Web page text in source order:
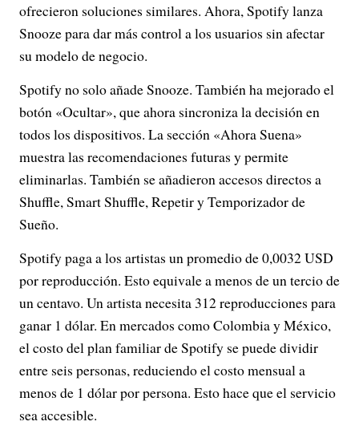
ofrecieron soluciones similares. Ahora, Spotify lanza
Snooze para dar más control a los usuarios sin afectar
su modelo de negocio.
Spotify no solo añade Snooze. También ha mejorado el
botón «Ocultar», que ahora sincroniza la decisión en
todos los dispositivos. La sección «Ahora Suena»
muestra las recomendaciones futuras y permite
eliminarlas. También se añadieron accesos directos a
Shuffle, Smart Shuffle, Repetir y Temporizador de
Sueño.
Spotify paga a los artistas un promedio de 0,0032 USD
por reproducción. Esto equivale a menos de un tercio de
un centavo. Un artista necesita 312 reproducciones para
ganar 1 dólar. En mercados como Colombia y México,
el costo del plan familiar de Spotify se puede dividir
entre seis personas, reduciendo el costo mensual a
menos de 1 dólar por persona. Esto hace que el servicio
sea accesible.